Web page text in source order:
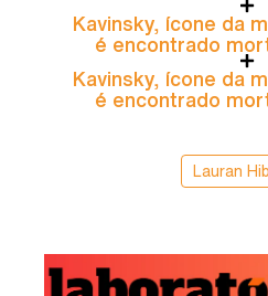
Kavinsky, ícone da
é encontrado
Kavinsky, ícone da
é encontrado
Lauran